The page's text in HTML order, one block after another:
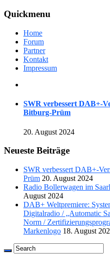
Quickmenu
Home
Forum
Partner
Kontakt
Impressum
SWR verbessert DAB+-
Bitburg-Prüm
20. August 2024
Neueste Beiträge
SWR verbessert DAB+-
Prüm 20. August 2024
Radio Bollerwagen im
August 2024
DAB+ Weltpremiere:
Digitalradio / „Automatic
Norm /
Markenlogo 18. August